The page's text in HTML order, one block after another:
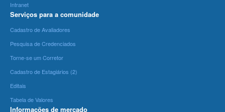
Intranet
Serviços para a comunidade
Cadastro de Avaliadores
Pesquisa de Credenciados
Torne-se um Corretor
Cadastro de Estagiários (2)
Editais
Tabela de Valores
Informações de mercado